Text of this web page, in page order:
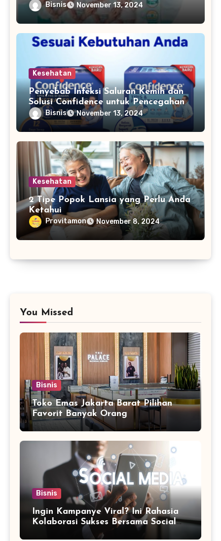
Bisnis November 13, 2024
Kesehatan
Penyebab Infeksi Saluran Kemih dan
Solusi Confidence untuk Pencegahan
Bisnis November 13, 2024
Kesehatan
2 Tipe Popok Lansia yang Perlu Anda
Ketahui
Provitamon November 8, 2024
You Missed
Bisnis
Toko Emas Jakarta Barat Pilihan
Favorit Banyak Orang
Bisnis
Ingin Kampanye Viral? Ini Rahasia
Kolaborasi Sukses Bersama Social
Media Marketing Agency